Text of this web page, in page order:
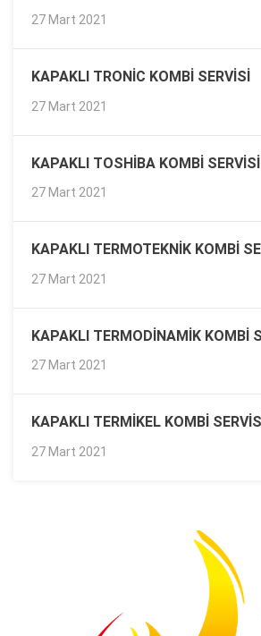
27 Mart 2021
KAPAKLI TRONIC KOMBI SERVISI
27 Mart 2021
KAPAKLI TOSHIBA KOMBI SERVISI
27 Mart 2021
KAPAKLI TERMOTEKNIK KOMBI
27 Mart 2021
KAPAKLI TERMODINAMIK KOMBI
27 Mart 2021
KAPAKLI TERMIKEL KOMBI
27 Mart 2021